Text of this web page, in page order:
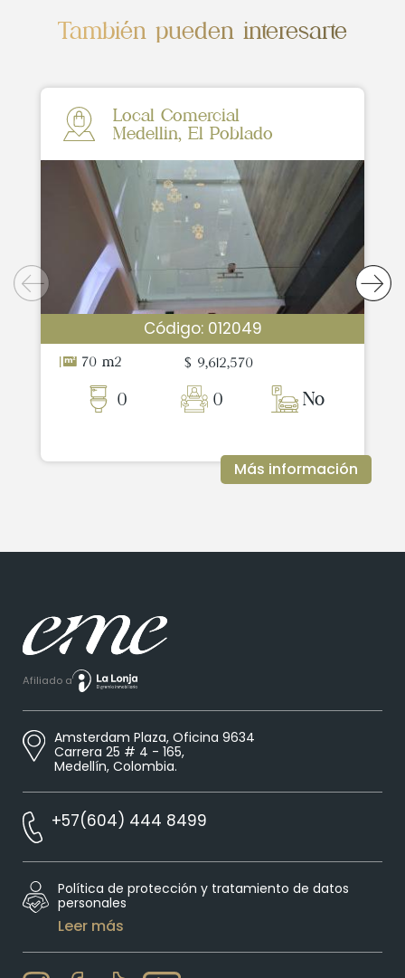
También pueden interesarte
Local Comercial
Medellin, El Poblado
Código: 012049
70 m2 $ 9,612,570
0 0 No
Más información
Afiliado a
Amsterdam Plaza, Oficina 9634
Carrera 25 # 4 - 165,
Medellín, Colombia.
+57(604) 444 8499
Política de protección y tratamiento de datos
personales
Leer más